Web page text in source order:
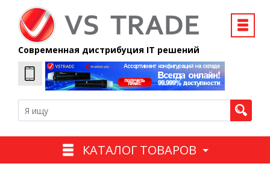
Современная дистрибуция IT решений
КАТАЛОГ ТОВАРОВ